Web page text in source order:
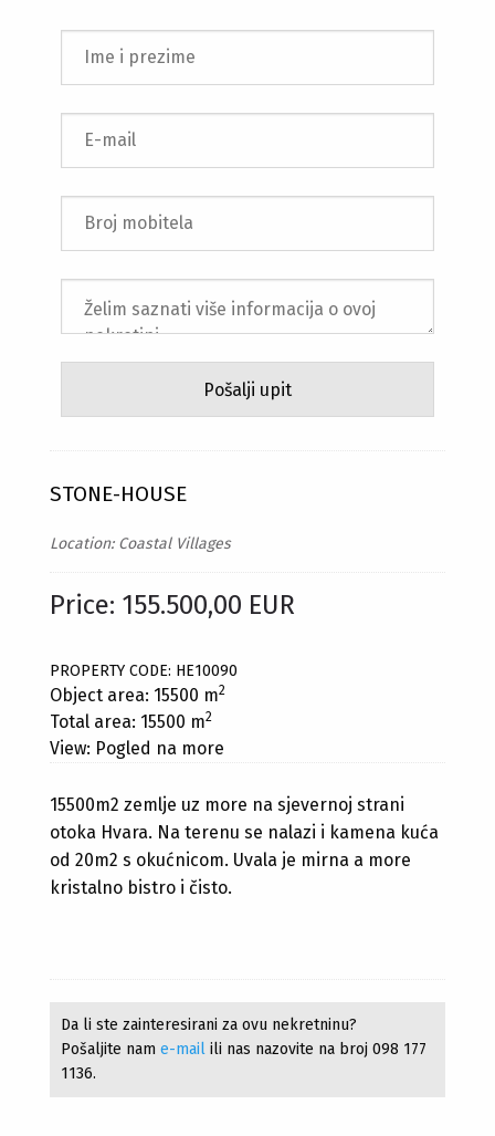
STONE-HOUSE
Location: Coastal Villages
Price: 155.500,00 EUR
PROPERTY CODE: HE10090
Object area: 15500 m2
Total area: 15500 m2
View: Pogled na more
15500m2 zemlje uz more na sjevernoj strani
otoka Hvara. Na terenu se nalazi i kamena kuća
od 20m2 s okućnicom. Uvala je mirna a more
kristalno bistro i čisto.
Da li ste zainteresirani za ovu nekretninu?
Pošaljite nam e-mail ili nas nazovite na broj 098 177
1136.